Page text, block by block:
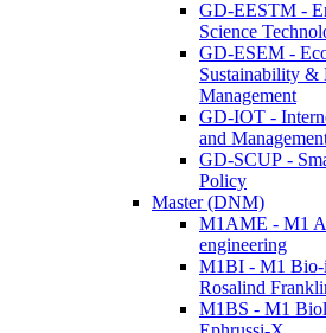
GD-EESTM -
Science
GD-ESEM -
Sustainability &
Management
GD-IOT -
and
GD-SCUP -
Policy
Master (DNM)
M1AME - M1
engineering
M1BI - M1 Bio-
Rosalind
M1BS - M1